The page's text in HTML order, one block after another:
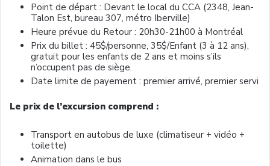
Point de départ : Devant le local du CCA (2348, Jean-
Talon Est, bureau 307, métro Iberville)
Heure prévue du Retour : 20h30-21h00 à Montréal
Prix du billet : 45$/personne, 35$/Enfant (3 à 12 ans),
gratuit pour les enfants de 2 ans et moins s’ils
n’occupent pas de siège.
Date limite de payement : premier arrivé, premier servi
Le prix de l’excursion comprend :
Transport en autobus de luxe (climatiseur + vidéo +
toilette)
Animation dans le bus